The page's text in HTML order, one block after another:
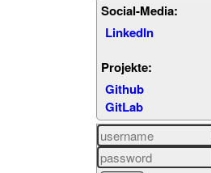
Social-Media:
LinkedIn
Projekte:
Github
GitLab